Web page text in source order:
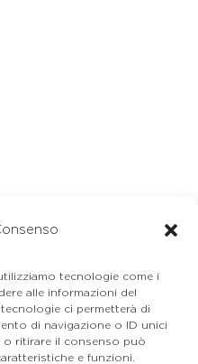
tecnologie come i
alle informazioni del
ci permetterà di
di navigazione o ID unici
ritirare il consenso può
e funzioni.